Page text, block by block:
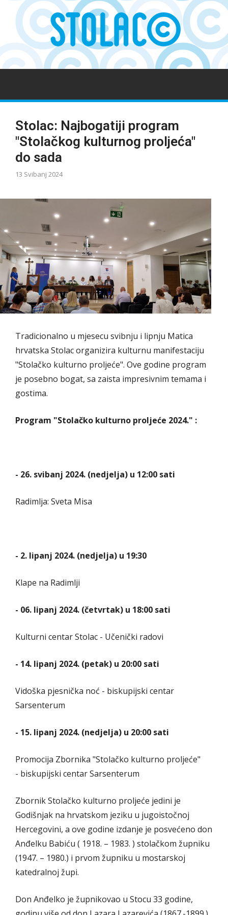
Stolac: Najbogatiji program
"Stolačkog kulturnog proljeća"
do sada
13 Svibanj 2024
Tradicionalno u mjesecu svibnju i lipnju Matica
hrvatska Stolac organizira kulturnu manifestaciju
"Stolačko kulturno proljeće". Ove godine program
je posebno bogat, sa zaista impresivnim temama i
gostima.
Program "Stolačko kulturno proljeće 2024." :
- 26. svibanj 2024. (nedjelja) u 12:00 sati
Radimlja: Sveta Misa
- 2. lipanj 2024. (nedjelja) u 19:30
Klape na Radimlji
- 06. lipanj 2024. (četvrtak) u 18:00 sati
Kulturni centar Stolac - Učenički radovi
- 14. lipanj 2024. (petak) u 20:00 sati
Vidoška pjesnička noć - biskupijski centar
Sarsenterum
- 15. lipanj 2024. (nedjelja) u 20:00 sati
Promocija Zbornika "Stolačko kulturno proljeće"
- biskupijski centar Sarsenterum
Zbornik Stolačko kulturno proljeće jedini je
Godišnjak na hrvatskom jeziku u jugoistočnoj
Hercegovini, a ove godine izdanje je posvećeno don
Anđelku Babiću ( 1918. – 1983. ) stolačkom župniku
(1947. – 1980.) i prvom župniku u mostarskoj
katedralnoj župi.
Don Anđelko je župnikovao u Stocu 33 godine,